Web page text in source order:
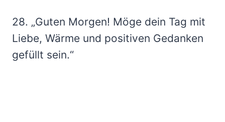
28. „Guten Morgen! Möge dein Tag mit
Liebe, Wärme und positiven Gedanken
gefüllt sein.“